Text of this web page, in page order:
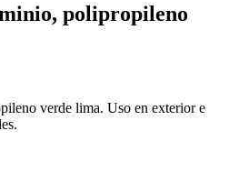
polipropileno
verde lima. Uso en exterior e